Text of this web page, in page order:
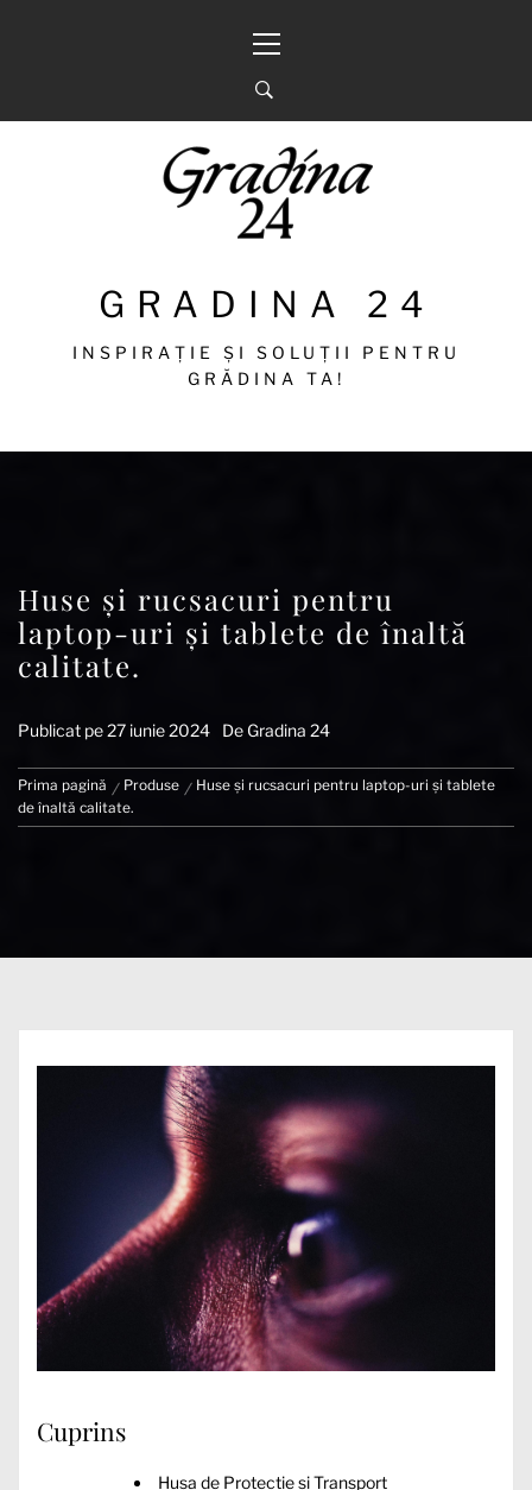
principal
GRADINA 24
INSPIRAȚIE ȘI SOLUȚII PENTRU
GRĂDINA TA!
Huse și rucsacuri pentru
laptop-uri și tablete de înaltă
calitate.
Publicat pe27 iunie 2024 De Gradina 24
Prima pagină Produse
Huse și rucsacuri pentru laptop-uri și tablete
de înaltă calitate.
Cuprins
Husa de Protectie si Transport